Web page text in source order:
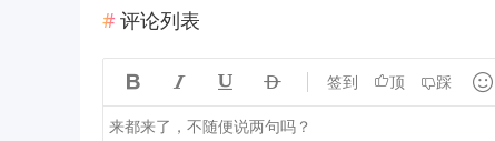
评论列表
    签到 顶 踩 